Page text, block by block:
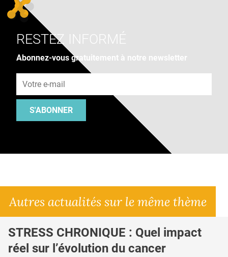
RESTEZ INFORMÉ
Abonnez-vous gratuitement à notre newsletter
S'ABONNER
Autres actualités sur le même thème
STRESS CHRONIQUE : Quel impact
réel sur l’évolution du cancer